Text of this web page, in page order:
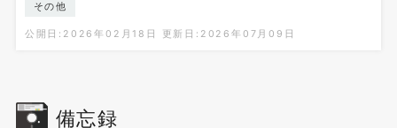
その他
公開日:2026年02月18日 更新日:2026年07月09日
備忘録